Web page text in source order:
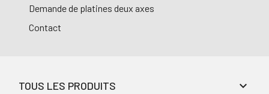
Demande de platines deux axes
Contact
TOUS LES PRODUITS